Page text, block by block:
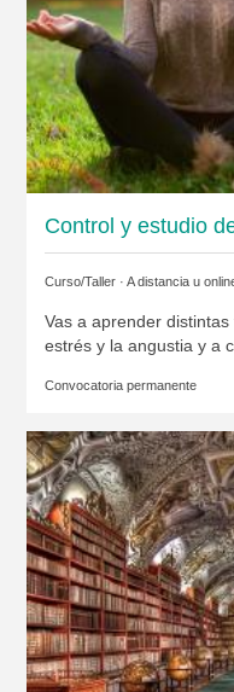
Control y estudio
Curso/Taller · A distancia u
Vas a aprender
estrés y la angustia y a
Convocatoria permanente